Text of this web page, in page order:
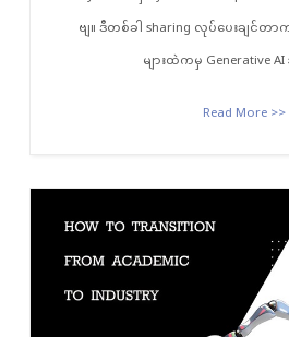
ဗျ။ ဒီတစ်ခါ sharing လုပ်ပေးချင်တ
များထဲကမှ Generative
Read More >>